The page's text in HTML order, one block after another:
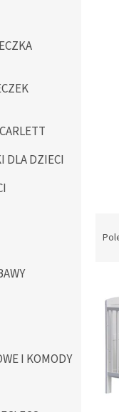
DLA DZIECI
I KOMODY